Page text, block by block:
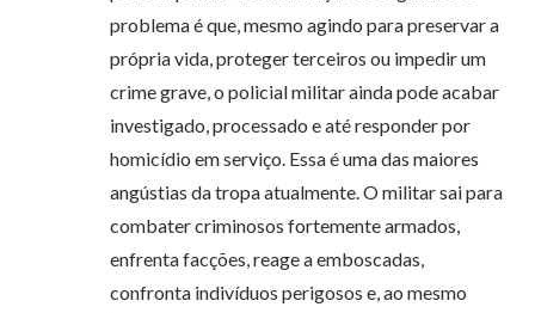
problema é que, mesmo agindo para preservar a
própria vida, proteger terceiros ou impedir um
crime grave, o policial militar ainda pode acabar
investigado, processado e até responder por
homicídio em serviço. Essa é uma das maiores
angústias da tropa atualmente. O militar sai para
combater criminosos fortemente armados,
enfrenta facções, reage a emboscadas,
confronta indivíduos perigosos e, ao mesmo